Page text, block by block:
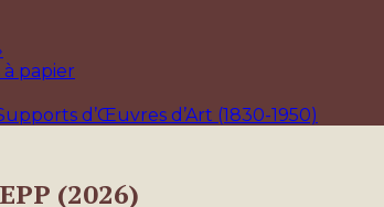
papier
d’Œuvres d’Art (1830-1950)
(2026)